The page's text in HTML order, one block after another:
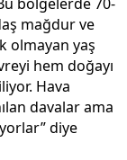
mağdur ve
olmayan yaş
hem doğayı
Hava
davalar ama
diye